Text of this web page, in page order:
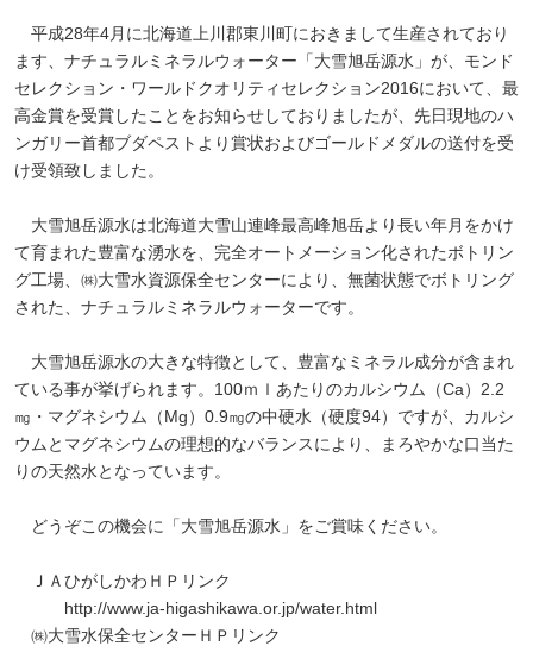
平成28年4月に北海道上川郡東川町におきまして生産されており
ます、ナチュラルミネラルウォーター「大雪旭岳源水」が、モンド
セレクション・ワールドクオリティセレクション2016において、最
高金賞を受賞したことをお知らせしておりましたが、先日現地のハ
ンガリー首都ブダペストより賞状およびゴールドメダルの送付を受
け受領致しました。
大雪旭岳源水は北海道大雪山連峰最高峰旭岳より長い年月をかけ
て育まれた豊富な湧水を、完全オートメーション化されたボトリン
グ工場、㈱大雪水資源保全センターにより、無菌状態でボトリング
された、ナチュラルミネラルウォーターです。
大雪旭岳源水の大きな特徴として、豊富なミネラル成分が含まれ
ている事が挙げられます。100ｍｌあたりのカルシウム（Ca）2.2
㎎・マグネシウム（Mg）0.9㎎の中硬水（硬度94）ですが、カルシ
ウムとマグネシウムの理想的なバランスにより、まろやかな口当た
りの天然水となっています。
どうぞこの機会に「大雪旭岳源水」をご賞味ください。
ＪＡひがしかわＨＰリンク
http://www.ja-higashikawa.or.jp/water.html
㈱大雪水保全センターＨＰリンク